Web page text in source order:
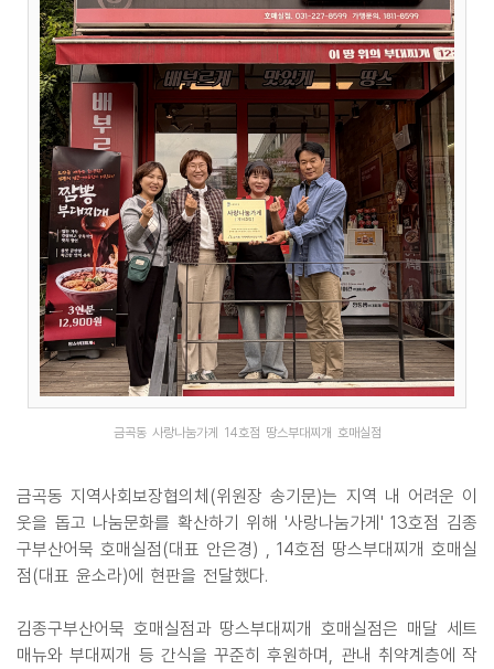
금곡동 사랑나눔가게 14호점 땅스부대찌개 호매실점
금곡동 지역사회보장협의체(위원장 송기문)는 지역 내 어려운 이
웃을 돕고 나눔문화를 확산하기 위해 '사랑나눔가게' 13호점 김종
구부산어묵 호매실점(대표 안은경) , 14호점 땅스부대찌개 호매실
점(대표 윤소라)에 현판을 전달했다.
김종구부산어묵 호매실점과 땅스부대찌개 호매실점은 매달 세트
매뉴와 부대찌개 등 간식을 꾸준히 후원하며, 관내 취약계층에 작